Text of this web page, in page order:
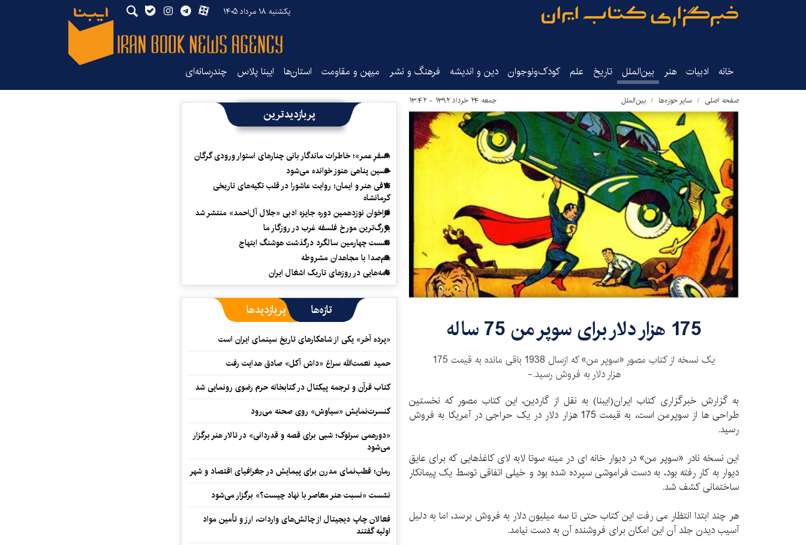
یکشنبه ۱۸ مرداد ۱۴۰۵
خانه ادبیات هنر بین‌الملل تاریخ‌ علم کودک‌ونوجوان دین و اندیشه فرهنگ و نشر میهن و مقاومت استان‌ها ایبنا پلاس چندرسانه‌ای
صفحه اصلی سایر حوزه‌ها بین‌الملل جمعه ۲۴ خرداد ۱۳۹۲ - ۱۳:۴۲
175 هزار دلار برای سوپر من 75 ساله
یک نسخه از کتاب مصور «سوپر من» که ازسال 1938 باقی مانده به قیمت 175
هزار دلار به فروش رسید.-
به گزارش خبرگزاری کتاب ایران(ایبنا) به نقل از گاردین، این کتاب مصور که نخستین
طراحی ها از سوپرمن است، به قیمت 175 هزار دلار در یک حراجی در آمریکا به فروش
رسید.
این نسخه نادر «سوپر من» در دیوار خانه ای در مینه سوتا لابه لای کاغذهایی که برای عایق
دیوار به کار رفته بود، به دست فراموشی سپرده شده بود و خیلی اتفاقی توسط یک پیمانکار
ساختمانی کشف شد.
هر چند ابتدا انتظار می رفت این کتاب حتی تا سه میلیون دلار به فروش برسد، اما به دلیل
آسیب دیدن جلد آن این امکان برای فروشنده آن به دست نیامد.
پربازدیدترین
«سفرِ عمر»؛ خاطرات ماندگار بانی چنارهای استوار ورودی گرگان
حسین پناهی هنوز خوانده می‌شود
تلاقی هنر و ایمان؛ روایت عاشورا در قلب تکیه‌های تاریخی
کرمانشاه
فراخوان نوزدهمین دوره جایزه ادبی «جلال آل‌احمد» منتشر شد
بزرگ‌ترین مورخ فلسفه غرب در روزگار ما
نشست چهارمین سالگرد درگذشت هوشنگ ابتهاج
هم‌صدا با مجاهدان مشروطه
نامه‌هایی در روزهای تاریک اشغال ایران
تازه‌ها پربازدیدها
«پرده آخر» یکی از شاهکارهای تاریخ سینمای ایران است
حمید نعمت‌‏الله سراغ «داش آکل» صادق هدایت رفت
کتاب قرآن و ترجمه پیکتال در کتابخانه حرم رضوی رونمایی شد
کنسرت‌نمایش «سیاوش» روی صحنه می‌رود
«دورهمی سرتوک؛ شبی برای قصه و قدردانی» در تالار هنر برگزار
می‌شود
رمان؛ قطب‌نمای مدرن برای پیمایش در جغرافیای اقتصاد و شهر
نشست «نسبت هنر معاصر با نهاد چیست؟» برگزار می‌شود
فعالان چاپ دیجیتال از چالش‌های واردات، ارز و تأمین مواد
اولیه گفتند